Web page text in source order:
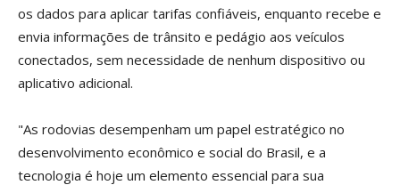
os dados para aplicar tarifas confiáveis, enquanto recebe e
envia informações de trânsito e pedágio aos veículos
conectados, sem necessidade de nenhum dispositivo ou
aplicativo adicional.
"As rodovias desempenham um papel estratégico no
desenvolvimento econômico e social do Brasil, e a
tecnologia é hoje um elemento essencial para sua